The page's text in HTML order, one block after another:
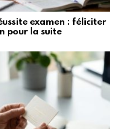
examen : féliciter
pour la suite